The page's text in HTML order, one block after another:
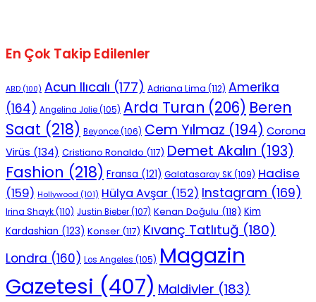
En Çok Takip Edilenler
ABD (100) Acun Ilıcalı (177) Adriana Lima (112) Amerika
(164) Angelina Jolie(105) Arda Turan (206) Beren
Saat (218) Beyonce(106) Cem Yılmaz (194) Corona
Virüs (134) Cristiano Ronaldo (117) Demet Akalın (193)
Fashion (218) Fransa (121) Galatasaray SK(109) Hadise
(159) Hollywood (101) Hülya Avşar (152) Instagram (169)
Irina Shayk(110) Justin Bieber(107) Kenan Doğulu (118) Kim
Kardashian (123) Konser (117) Kıvanç Tatlıtuğ (180)
Londra (160) Los Angeles (105) Magazin
Gazetesi (407) Maldivler (183)